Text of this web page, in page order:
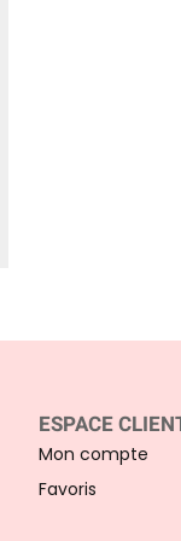
ESPACE
Mon compte
Favoris